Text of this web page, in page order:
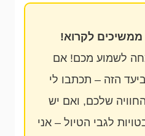
לקרוא!
לשמוע מכם! אם
הזה – תכתבו לי
שלכם, ואם יש
לגבי הטיול – אני